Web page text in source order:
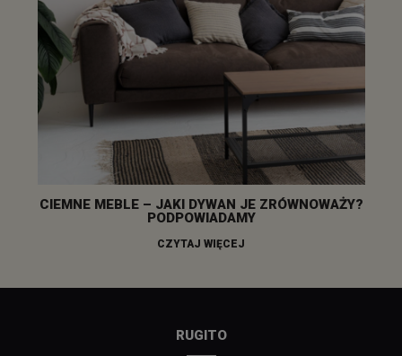
CIEMNE MEBLE – JAKI DYWAN JE ZRÓWNOWAŻY?
PODPOWIADAMY
CZYTAJ WIĘCEJ
RUGITO